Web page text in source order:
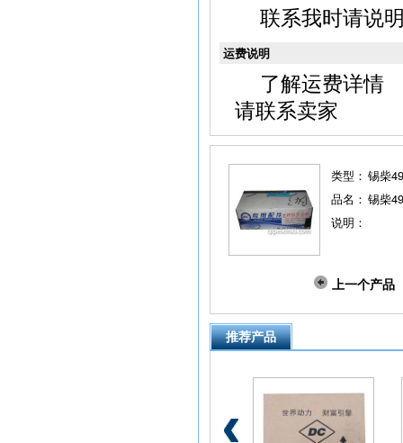
联系我时请说
运费说明
了解运费详情
请联系卖家
类型： 锡柴
品名： 锡柴
说明：
上一个产品
推荐产品